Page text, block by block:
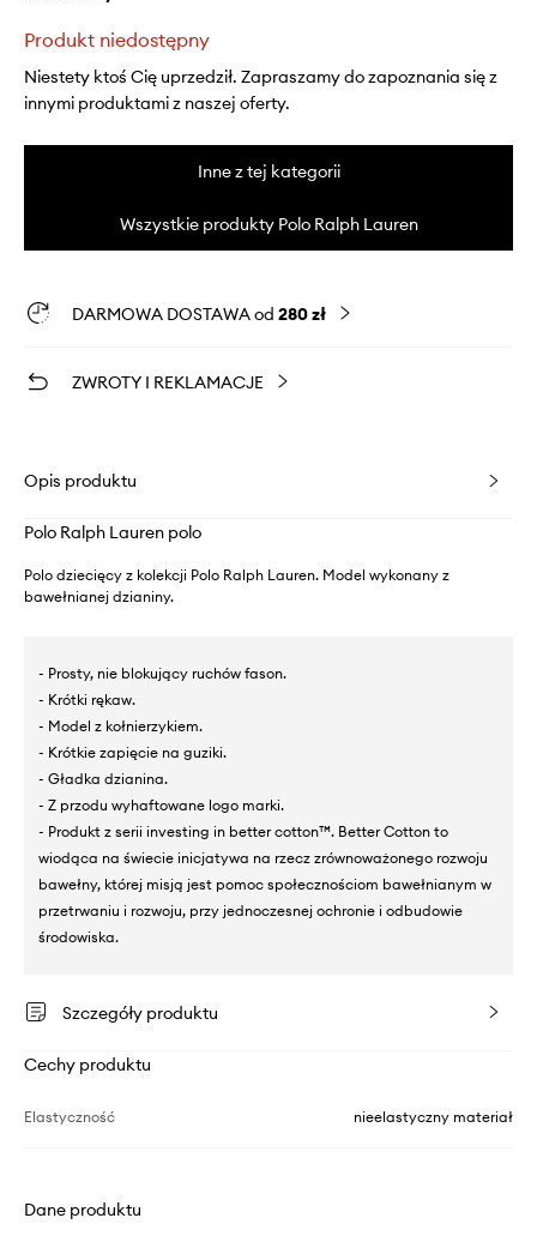
Produkt niedostępny
Niestety ktoś Cię uprzedził. Zapraszamy do zapoznania się z
innymi produktami z naszej oferty.
Inne z tej kategorii
Wszystkie produkty Polo Ralph Lauren
DARMOWA DOSTAWA od 280 zł
ZWROTY I REKLAMACJE
Opis produktu
Polo Ralph Lauren polo
Polo dziecięcy z kolekcji Polo Ralph Lauren. Model wykonany z
bawełnianej dzianiny.
- Prosty, nie blokujący ruchów fason.
- Krótki rękaw.
- Model z kołnierzykiem.
- Krótkie zapięcie na guziki.
- Gładka dzianina.
- Z przodu wyhaftowane logo marki.
- Produkt z serii investing in better cotton™. Better Cotton to
wiodąca na świecie inicjatywa na rzecz zrównoważonego rozwoju
bawełny, której misją jest pomoc społecznościom bawełnianym w
przetrwaniu i rozwoju, przy jednoczesnej ochronie i odbudowie
środowiska.
Szczegóły produktu
Cechy produktu
Elastyczność nieelastyczny materiał
Dane produktu